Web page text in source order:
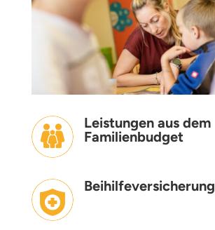
Leistungen aus dem
Familienbudget
Beihilfeversicherung